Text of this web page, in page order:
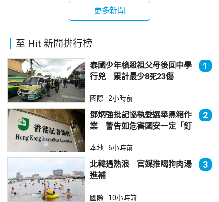
更多新聞
至 Hit 新聞排行榜
泰國少年槍殺祖父母後回中學
行兇 累計最少8死23傷
1
國際 2小時前
鄧炳強批記協執委選舉黑箱作
業 警告如危害國安一定「釘
2
本地 6小時前
北韓遇熱浪 官媒推喝狗肉湯
進補
3
國際 10小時前